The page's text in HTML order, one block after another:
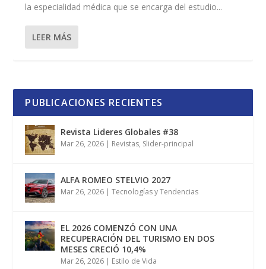
la especialidad médica que se encarga del estudio...
LEER MÁS
PUBLICACIONES RECIENTES
Revista Lideres Globales #38
Mar 26, 2026 | Revistas, Slider-principal
ALFA ROMEO STELVIO 2027
Mar 26, 2026 |Tecnologías y Tendencias
EL 2026 COMENZÓ CON UNA
RECUPERACIÓN DEL TURISMO EN DOS
MESES CRECIÓ 10,4%
Mar 26, 2026 | Estilo de Vida